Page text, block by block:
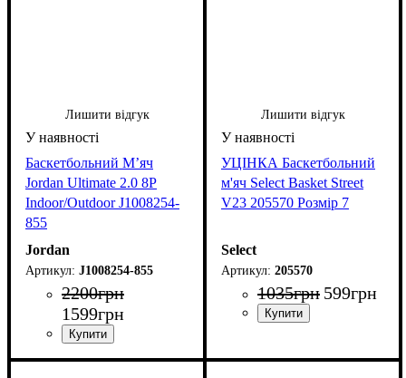
Лишити відгук
Баскетбольний М’яч
Jordan Ultimate 2.0 8P
Indoor/Outdoor J1008254-
855
Jordan
J1008254-855
2200грн
1599грн
Лишити відгук
УЦІНКА Баскетбольний
м'яч Select Basket Street
V23 205570 Розмір 7
Select
205570
1035грн 599грн